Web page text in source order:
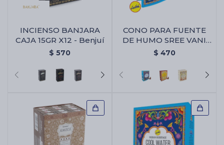
INCIENSO BANJARA
CAJA 15GR X12 - Benjuí
$ 570
CONO PARA FUENTE
DE HUMO SREE VANI
X12 - Agua Fresca
$ 470
Cartas de Tarot
Artículos Religiosos
Aromatizantes de ambientes